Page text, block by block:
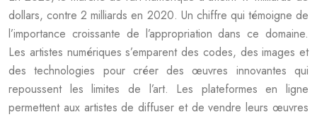
dollars, contre 2 milliards en 2020. Un chiffre qui témoigne de
l’importance croissante de l’appropriation dans ce domaine.
Les artistes numériques s’emparent des codes, des images et
des technologies pour créer des œuvres innovantes qui
repoussent les limites de l’art. Les plateformes en ligne
permettent aux artistes de diffuser et de vendre leurs œuvres